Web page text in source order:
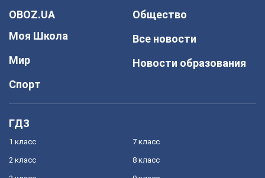
OBOZ.UA
Моя Школа
Мир
Спорт
Общество
Все новости
Новости образования
ГДЗ
1 класс
2 класс
7 класс
8 класс